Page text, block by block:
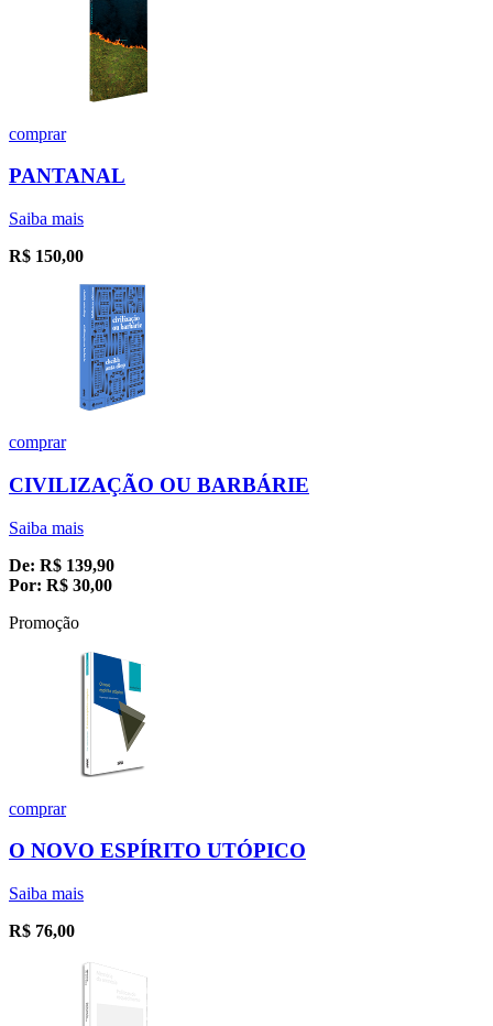
comprar
PANTANAL
Saiba mais
R$ 150,00
comprar
CIVILIZAÇÃO OU BARBÁRIE
Saiba mais
De: R$ 139,90
Por: R$ 30,00
Promoção
comprar
O NOVO ESPÍRITO UTÓPICO
Saiba mais
R$ 76,00